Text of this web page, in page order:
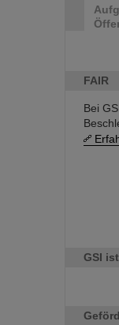
FAIR
Bei
GSI